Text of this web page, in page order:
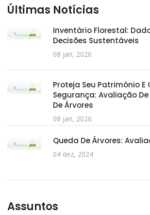
Últimas Notícias
Inventário Florestal:
Decisões Sustentáveis
08 jan, 2026
Proteja Seu Patrimônio E
Segurança: Avaliação De
De Árvores
08 jan, 2026
Queda De Árvores:
04 dez, 2024
Assuntos